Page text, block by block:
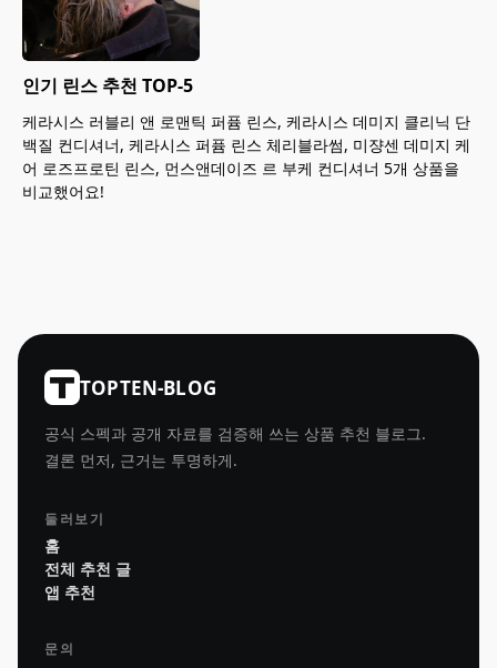
인기 린스 추천 TOP-5
케라시스 러블리 앤 로맨틱 퍼퓸 린스, 케라시스 데미지 클리닉 단
백질 컨디셔너, 케라시스 퍼퓸 린스 체리블라썸, 미쟝센 데미지 케
어 로즈프로틴 린스, 먼스앤데이즈 르 부케 컨디셔너 5개 상품을
비교했어요!
TOPTEN-BLOG
공식 스펙과 공개 자료를 검증해 쓰는 상품 추천 블로그.
결론 먼저, 근거는 투명하게.
둘러보기
홈
전체 추천 글
앱 추천
문의